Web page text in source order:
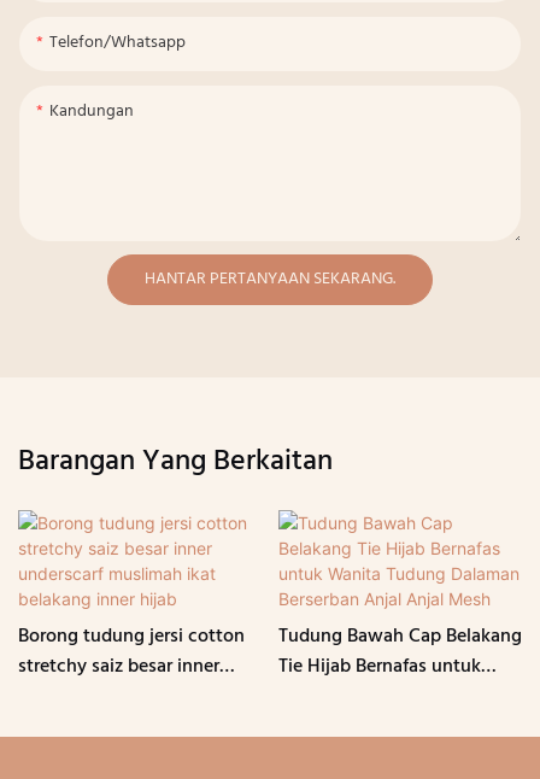
Telefon/whatsapp
Kandungan
HANTAR PERTANYAAN SEKARANG.
Barangan Yang Berkaitan
Borong tudung jersi cotton
stretchy saiz besar inner
Tudung Bawah Cap Belakang
Tie Hijab Bernafas untuk